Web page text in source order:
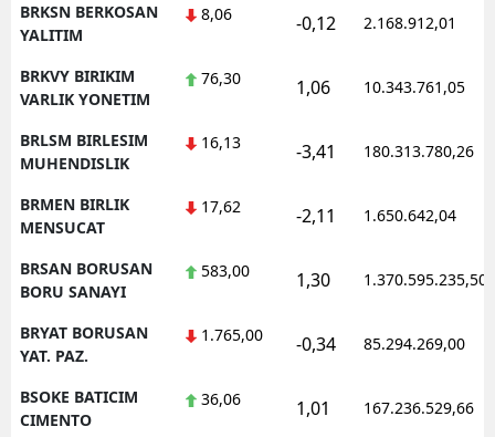
BRKSN BERKOSAN
YALITIM
8,06 -0,12 2.168.912,01
BRKVY BIRIKIM
VARLIK YONETIM
76,30 1,06 10.343.761,05
BRLSM BIRLESIM
MUHENDISLIK
16,13 -3,41 180.313.780,26
BRMEN BIRLIK
MENSUCAT
17,62 -2,11 1.650.642,04
BRSAN BORUSAN
BORU SANAYI
583,00 1,30 1.370.595.235,50
BRYAT BORUSAN
YAT. PAZ.
1.765,00 -0,34 85.294.269,00
BSOKE BATICIM
CIMENTO
36,06 1,01 167.236.529,66